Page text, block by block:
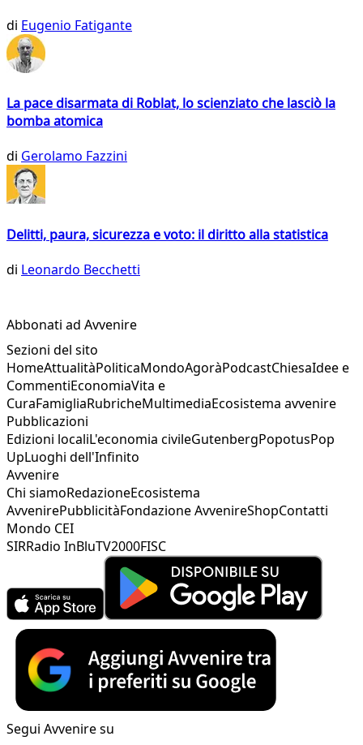
di Eugenio Fatigante
La pace disarmata di Roblat, lo scienziato che lasciò la
bomba atomica
di Gerolamo Fazzini
Delitti, paura, sicurezza e voto: il diritto alla statistica
di Leonardo Becchetti
Abbonati ad Avvenire
Sezioni del sito
HomeAttualitàPoliticaMondoAgoràPodcastChiesaIdee e
CommentiEconomiaVita e
CuraFamigliaRubricheMultimediaEcosistema avvenire
Pubblicazioni
Edizioni localiL'economia civileGutenbergPopotusPop
UpLuoghi dell'Infinito
Avvenire
Chi siamoRedazioneEcosistema
AvvenirePubblicitàFondazione AvvenireShopContatti
Mondo CEI
SIRRadio InBluTV2000FISC
Segui Avvenire su